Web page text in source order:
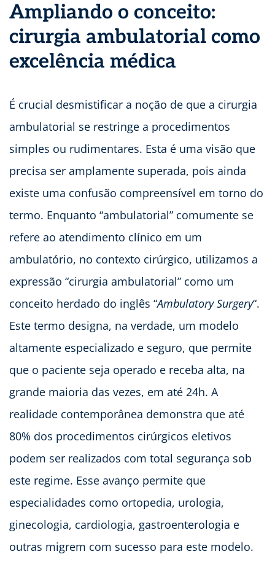
Ampliando o conceito:
cirurgia ambulatorial como
excelência médica
É crucial desmistificar a noção de que a cirurgia
ambulatorial se restringe a procedimentos
simples ou rudimentares. Esta é uma visão que
precisa ser amplamente superada, pois ainda
existe uma confusão compreensível em torno do
termo. Enquanto “ambulatorial” comumente se
refere ao atendimento clínico em um
ambulatório, no contexto cirúrgico, utilizamos a
expressão “cirurgia ambulatorial” como um
conceito herdado do inglês “Ambulatory Surgery“.
Este termo designa, na verdade, um modelo
altamente especializado e seguro, que permite
que o paciente seja operado e receba alta, na
grande maioria das vezes, em até 24h. A
realidade contemporânea demonstra que até
80% dos procedimentos cirúrgicos eletivos
podem ser realizados com total segurança sob
este regime. Esse avanço permite que
especialidades como ortopedia, urologia,
ginecologia, cardiologia, gastroenterologia e
outras migrem com sucesso para este modelo.